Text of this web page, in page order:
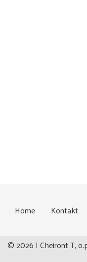
Home Kontakt
© 2026 | Cheiront T,